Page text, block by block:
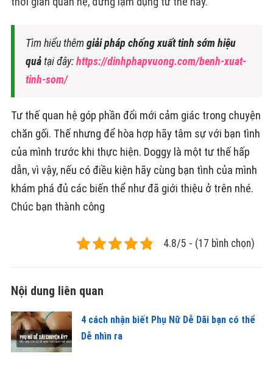
Tìm hiểu thêmgiải pháp chống xuất tinh sớm hiệu
quảtại đây:https://dinhphapvuong.com/benh-xuat-
tinh-som/
Tư thế quan hệ góp phần đổi mới cảm giác trong chuyện
chăn gối. Thế nhưng để hòa hợp hãy tâm sự với bạn tình
của mình trước khi thực hiện. Doggy là một tư thế hấp
dẫn, vì vậy, nếu có điều kiện hãy cùng bạn tình của mình
khám phá đủ các biến thể như đã giới thiệu ở trên nhé.
Chúc bạn thành công
4.8/5 - (17 bình chọn)
Nội dung liên quan
4 cách nhận biết Phụ Nữ Dễ Dãi bạn có thể
Dễ nhìn ra